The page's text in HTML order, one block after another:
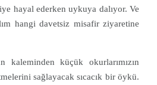
hayal ederken uykuya dalıyor. Ve
hangi davetsiz misafir ziyaretine
kaleminden küçük okurlarımızın
sağlayacak sıcacık bir öykü.